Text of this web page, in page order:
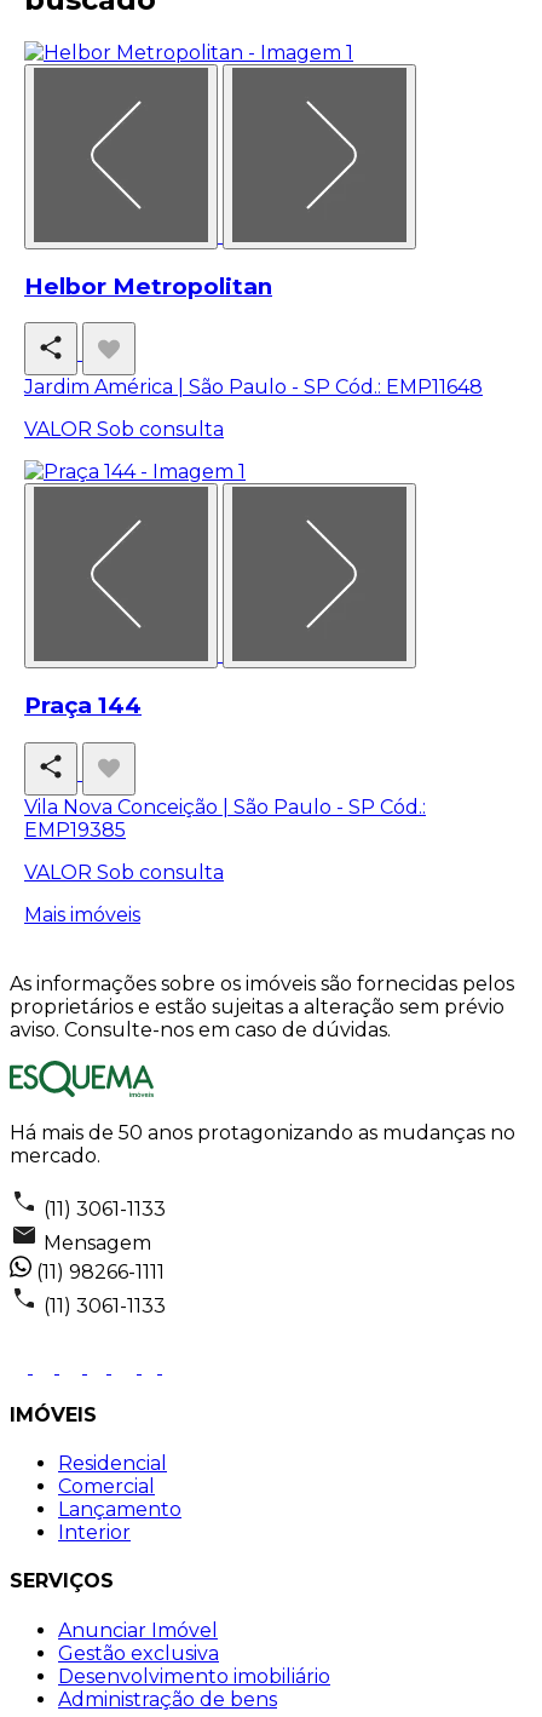
Helbor Metropolitan
Jardim América | São Paulo - SP Cód.: EMP11648
VALOR Sob consulta
Praça 144
Vila Nova Conceição | São Paulo - SP Cód.:
EMP19385
VALOR Sob consulta
Mais imóveis
As informações sobre os imóveis são fornecidas pelos
proprietários e estão sujeitas a alteração sem prévio
aviso. Consulte-nos em caso de dúvidas.
Há mais de 50 anos protagonizando as mudanças no
mercado.
(11) 3061-1133
Mensagem
(11) 98266-1111
(11) 3061-1133
IMÓVEIS
Residencial
Comercial
Lançamento
Interior
SERVIÇOS
Anunciar Imóvel
Gestão exclusiva
Desenvolvimento imobiliário
Administração de bens